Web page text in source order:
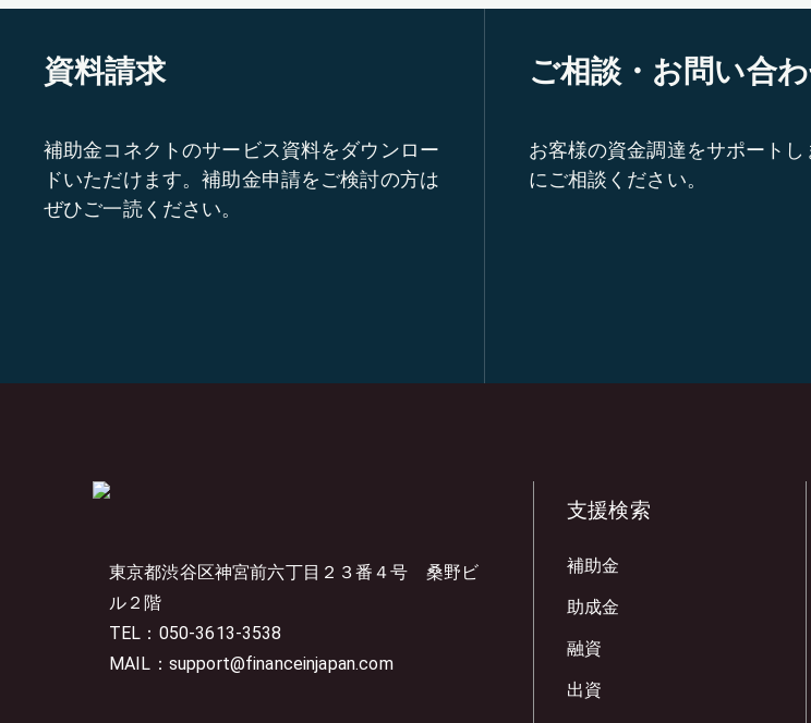
資料請求
補助金コネクトのサービス資料をダウンロー
ドいただけます。補助金申請をご検討の方は
ぜひご一読ください。
ご相談・お問い合
お客様の資金調達をサポートし
にご相談ください。
東京都渋谷区神宮前六丁目２３番４号 桑野ビ
ル２階
TEL：050-3613-3538
MAIL：support@financeinjapan.com
支援検索
補助金
助成金
融資
出資